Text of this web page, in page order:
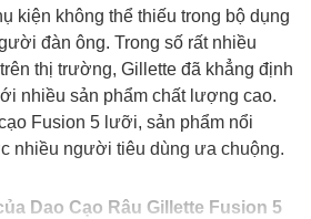
kiện không thể thiếu trong bộ dụng
đàn ông. Trong số rất nhiều
thị trường, Gillette đã khẳng định
nhiều sản phẩm chất lượng cao.
Fusion 5 lưỡi, sản phẩm nổi
nhiều người tiêu dùng ưa chuộng.
Dao Cạo Râu Gillette Fusion 5